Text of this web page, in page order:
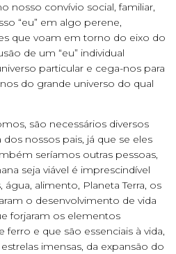
nosso convívio social, familiar,
“eu” em algo perene,
que voam em torno do eixo do
de um “eu” individual
particular e cega-nos para
do grande universo do qual
são necessários diversos
nossos pais, já que se eles
seríamos outras pessoas,
seja viável é imprescindível
alimento, Planeta Terra, os
o desenvolvimento de vida
forjaram os elementos
e que são essenciais à vida,
imensas, da expansão do